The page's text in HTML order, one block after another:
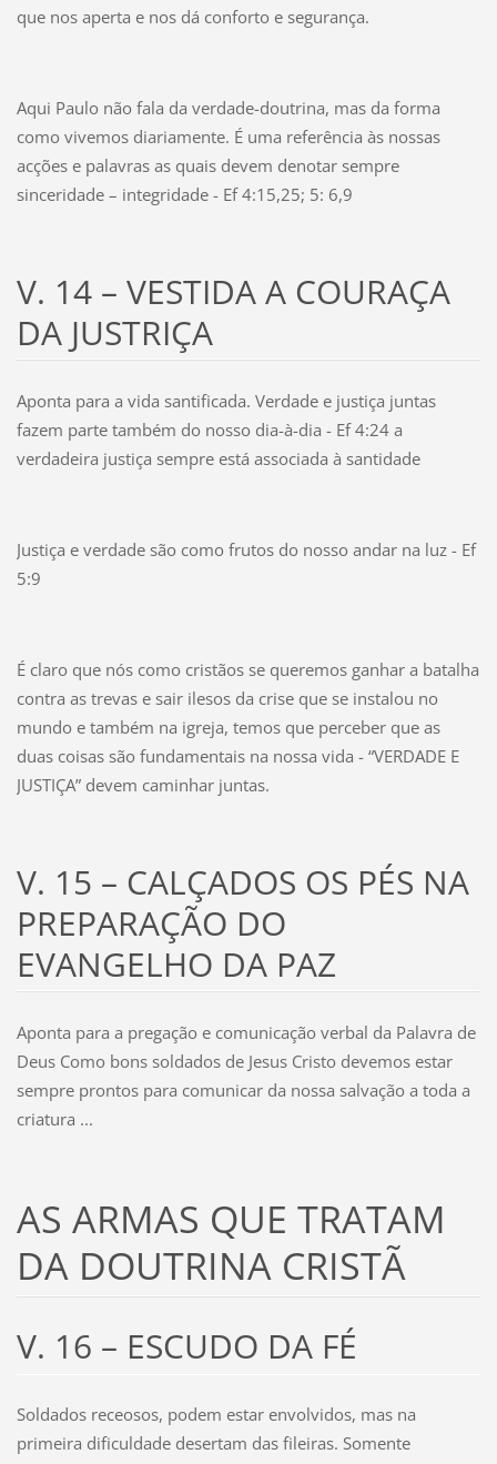
que nos aperta e nos dá conforto e segurança.
Aqui Paulo não fala da verdade-doutrina, mas da forma
como vivemos diariamente. É uma referência às nossas
acções e palavras as quais devem denotar sempre
sinceridade – integridade - Ef 4:15,25; 5: 6,9
V. 14 – VESTIDA A COURAÇA
DA JUSTRIÇA
Aponta para a vida santificada. Verdade e justiça juntas
fazem parte também do nosso dia-à-dia - Ef 4:24 a
verdadeira justiça sempre está associada à santidade
Justiça e verdade são como frutos do nosso andar na luz - Ef
5:9
É claro que nós como cristãos se queremos ganhar a batalha
contra as trevas e sair ilesos da crise que se instalou no
mundo e também na igreja, temos que perceber que as
duas coisas são fundamentais na nossa vida - “VERDADE E
JUSTIÇA” devem caminhar juntas.
V. 15 – CALÇADOS OS PÉS NA
PREPARAÇÃO DO
EVANGELHO DA PAZ
Aponta para a pregação e comunicação verbal da Palavra de
Deus Como bons soldados de Jesus Cristo devemos estar
sempre prontos para comunicar da nossa salvação a toda a
criatura ...
AS ARMAS QUE TRATAM
DA DOUTRINA CRISTÃ
V. 16 – ESCUDO DA FÉ
Soldados receosos, podem estar envolvidos, mas na
primeira dificuldade desertam das fileiras. Somente